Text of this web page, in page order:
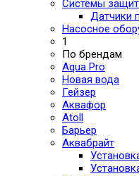
Системы
Датчики
Насосное
1
По брендам
Aqua Pro
Новая вода
Гейзер
Аквафор
Atoll
Барьер
Аквабрайт